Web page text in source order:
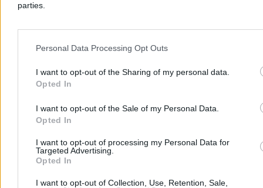
parties.
Personal Data Processing Opt Outs
I want to opt-out of the Sharing of my personal data.
Opted In
I want to opt-out of the Sale of my Personal Data.
Opted In
I want to opt-out of processing my Personal Data for
Targeted Advertising.
Opted In
I want to opt-out of Collection, Use, Retention, Sale,
Dzisiaj 06:02
Kraj